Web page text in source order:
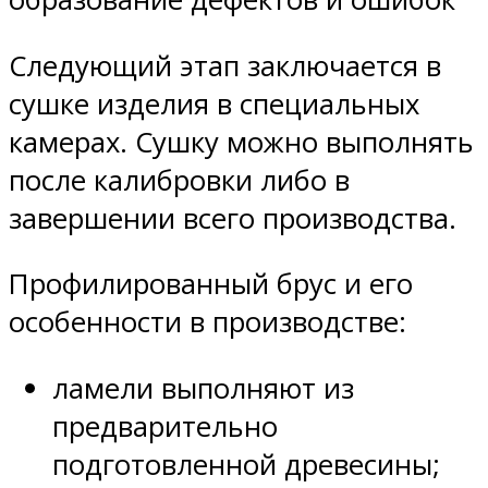
Следующий этап заключается в
сушке изделия в специальных
камерах. Сушку можно выполнять
после калибровки либо в
завершении всего производства.
Профилированный брус и его
особенности в производстве:
ламели выполняют из
предварительно
подготовленной древесины;